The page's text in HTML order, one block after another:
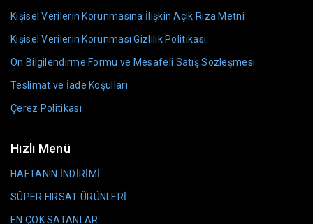
Kişisel Verilerin Korunmasına İlişkin Açık Rıza Metni
Kişisel Verilerin Korunması Gizlilik Politikası
Ön Bilgilendirme Formu ve Mesafeli Satış Sözleşmesi
Teslimat ve İade Koşulları
Çerez Politikası
Hızlı Menü
HAFTANIN İNDİRİMİ
SÜPER FIRSAT ÜRÜNLERİ
EN ÇOK SATANLAR